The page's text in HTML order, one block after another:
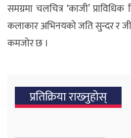
समग्रमा चलचित्र ‘काजी’
कलाकार अभिनयको जति सुन्दर र
कमजोर छ ।
प्रतिक्रिया राख्‍नुहोस्